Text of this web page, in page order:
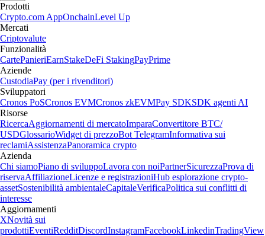
Prodotti
Crypto.com AppOnchainLevel Up
Mercati
Criptovalute
Funzionalità
CartePanieriEarnStakeDeFi StakingPayPrime
Aziende
CustodiaPay (per i rivenditori)
Sviluppatori
Cronos PoSCronos EVMCronos zkEVMPay SDKSDK agenti AI
Risorse
RicercaAggiornamenti di mercatoImparaConvertitore BTC/
USDGlossarioWidget di prezzoBot TelegramInformativa sui
reclamiAssistenzaPanoramica crypto
Azienda
Chi siamoPiano di sviluppoLavora con noiPartnerSicurezzaProva di
riservaAffiliazioneLicenze e registrazioniHub esplorazione crypto-
assetSostenibilità ambientaleCapitaleVerificaPolitica sui conflitti di
interesse
Aggiornamenti
XNovità sui
prodottiEventiRedditDiscordInstagramFacebookLinkedinTradingView